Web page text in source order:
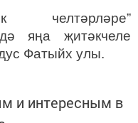
челтәрләре”
яңа җитәкчеле
Фатыйх улы.
и интересным в